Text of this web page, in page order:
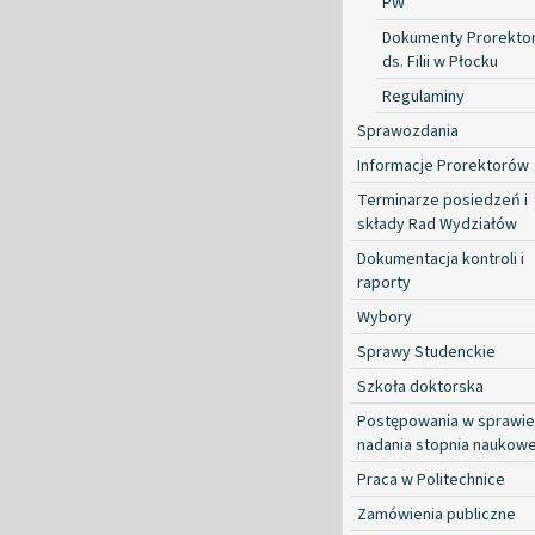
Dokumenty
ds. Filii w Płocku
Regulaminy
Sprawozdania
Informacje Prorektorów
Terminarze posiedzeń i
składy Rad Wydziałów
Dokumentacja kontroli i
raporty
Wybory
Sprawy Studenckie
Szkoła doktorska
Postępowania w sprawie
nadania stopnia
Praca w Politechnice
Zamówienia publiczne